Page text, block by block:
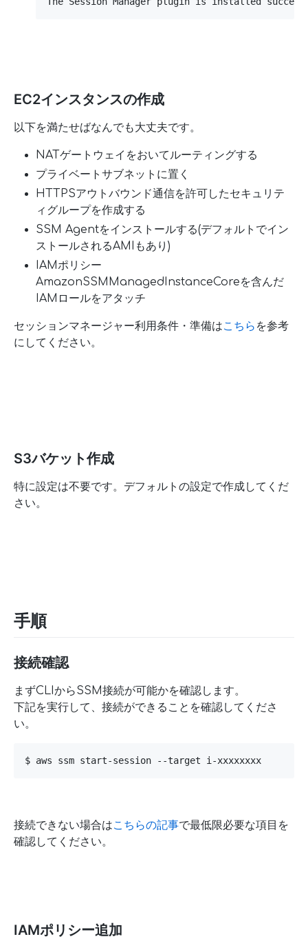
EC2インスタンスの作成
以下を満たせばなんでも大丈夫です。
NATゲートウェイをおいてルーティングする
プライベートサブネットに置く
HTTPSアウトバウンド通信を許可したセキュリテ
ィグループを作成する
SSM Agentをインストールする(デフォルトでイン
ストールされるAMIもあり)
IAMポリシー
AmazonSSMManagedInstanceCoreを含んだ
IAMロールをアタッチ
セッションマネージャー利用条件・準備はこちら を参考
にしてください。
S3バケット作成
特に設定は不要です。デフォルトの設定で作成してくだ
さい。
手順
接続確認
まずCLIからSSM接続が可能かを確認します。
下記を実行して、接続ができることを確認してくださ
い。
$ aws ssm start-session --target i-xxxxxxxx
接続できない場合はこちらの記事で最低限必要な項目を
確認してください。
IAMポリシー追加